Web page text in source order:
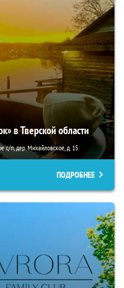
в Тверской области
с/п, дер. Михайловское, д. 15
ПОДРОБНЕЕ